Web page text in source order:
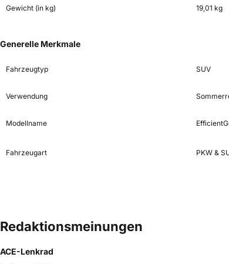
Gewicht (in kg) 19,01 kg
Generelle Merkmale
Fahrzeugtyp SUV
Verwendung
Modellname
Fahrzeugart PKW &
Redaktionsmeinungen
ACE-Lenkrad